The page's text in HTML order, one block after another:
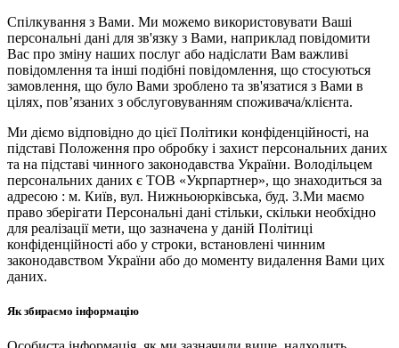
Спілкування з Вами. Ми можемо використовувати Ваші
персональні дані для зв'язку з Вами, наприклад повідомити
Вас про зміну наших послуг або надіслати Вам важливі
повідомлення та інші подібні повідомлення, що стосуються
замовлення, що було Вами зроблено та зв'язатися з Вами в
цілях, пов’язаних з обслуговуванням споживача/клієнта.
Ми діємо відповідно до цієї Політики конфіденційності, на
підставі Положення про обробку і захист персональних даних
та на підставі чинного законодавства України. Володільцем
персональних даних є ТОВ «Укрпартнер», що знаходиться за
адресою : м. Київ, вул. Нижньоюркiвська, буд. 3.Ми маємо
право зберігати Персональні дані стільки, скільки необхідно
для реалізації мети, що зазначена у даній Політиці
конфіденційності або у строки, встановлені чинним
законодавством України або до моменту видалення Вами цих
даних.
Як збираємо інформацію